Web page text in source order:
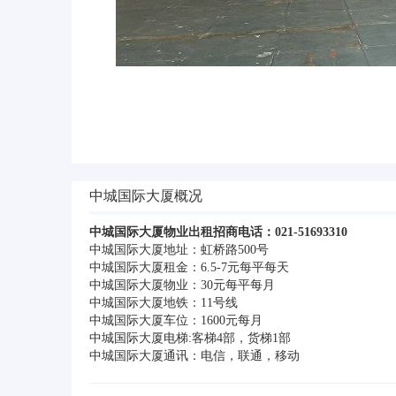
中城国际大厦概况
中城国际大厦物业出租招商电话：021-51693310
中城国际大厦地址：虹桥路500号
中城国际大厦租金：6.5-7元每平每天
中城国际大厦物业：30元每平每月
中城国际大厦地铁：11号线
中城国际大厦车位：1600元每月
中城国际大厦电梯:客梯4部，货梯1部
中城国际大厦通讯：电信，联通，移动